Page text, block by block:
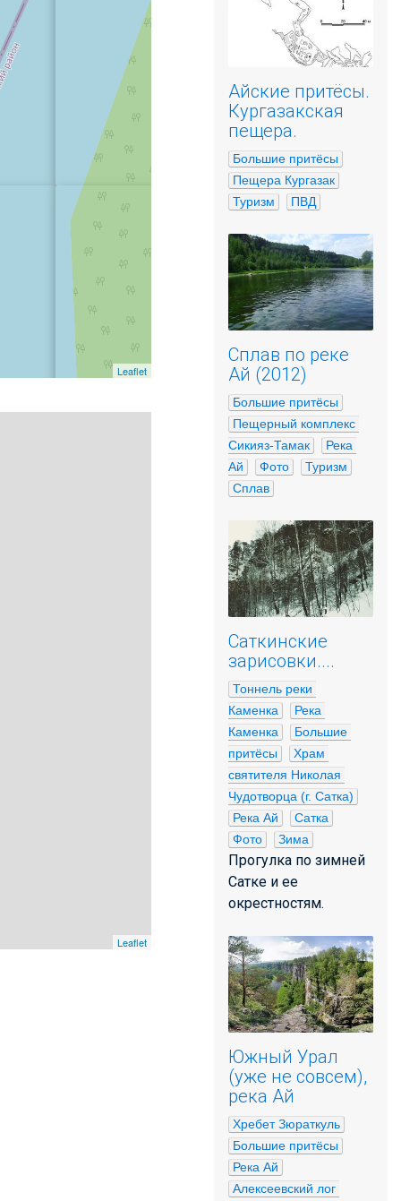
Leaflet
Leaflet
Айские притёсы.
Кургазакская
пещера.
Большие притёсы
Пещера Кургазак
Туризм
ПВД
Сплав по реке
Ай (2012)
Большие притёсы
Пещерный комплекс
Сикияз-Тамак
Река
Ай
Фото
Туризм
Сплав
Саткинские
зарисовки....
Тоннель реки
Каменка
Река
Каменка
Большие
притёсы
Храм
святителя Николая
Чудотворца (г. Сатка)
Река Ай
Сатка
Фото
Зима
Прогулка по зимней
Сатке и ее
окрестностям.
Южный Урал
(уже не совсем),
река Ай
Хребет Зюраткуль
Большие притёсы
Река Ай
Алексеевский лог